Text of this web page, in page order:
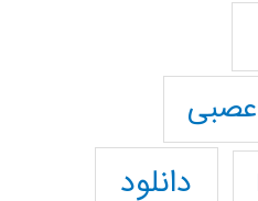
عصبی
دانلود